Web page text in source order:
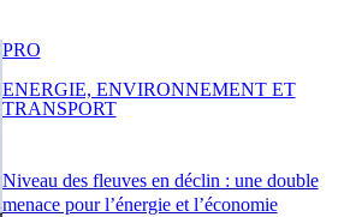
Niveau des fleuves en déclin : une double
menace pour l’énergie et l’économie
PRO
ENERGIE, ENVIRONNEMENT ET
TRANSPORT